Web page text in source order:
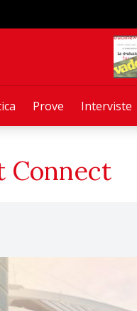
Prove Interviste
Connect